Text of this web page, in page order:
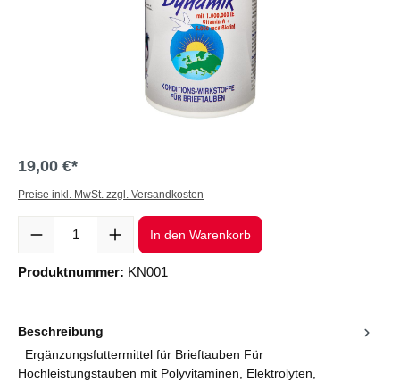
19,00 €*
Preise inkl. MwSt. zzgl. Versandkosten
Produkt Anzahl: Gib den gewünschten Wert ein oder benutze die
In den Warenkorb
Produktnummer: KN001
Beschreibung
Ergänzungsfuttermittel für Brieftauben Für
Hochleistungstauben mit Polyvitaminen, Elektrolyten,